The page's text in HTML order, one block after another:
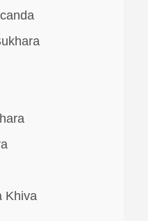
Khiva